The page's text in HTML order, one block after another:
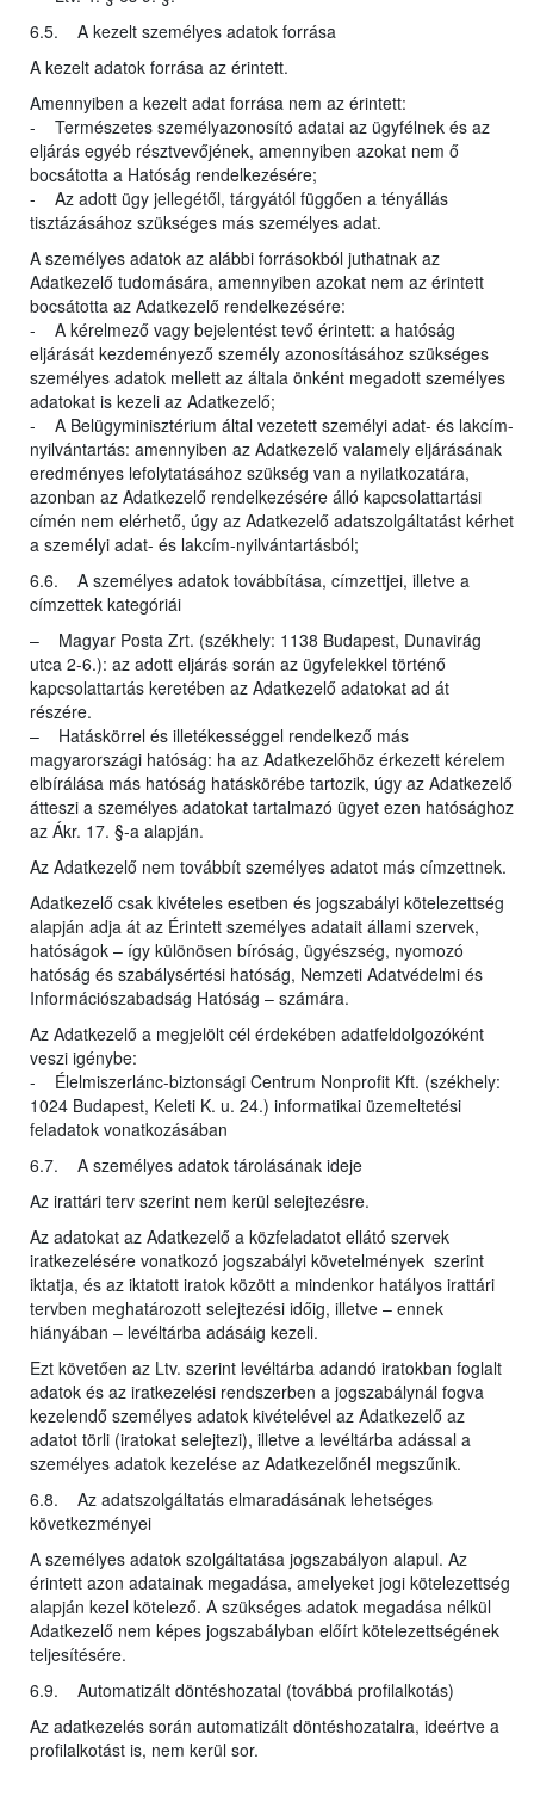
6.5. A kezelt személyes adatok forrása
A kezelt adatok forrása az érintett.
Amennyiben a kezelt adat forrása nem az érintett:
- Természetes személyazonosító adatai az ügyfélnek és az
eljárás egyéb résztvevőjének, amennyiben azokat nem ő
bocsátotta a Hatóság rendelkezésére;
- Az adott ügy jellegétől, tárgyától függően a tényállás
tisztázásához szükséges más személyes adat.
A személyes adatok az alábbi forrásokból juthatnak az
Adatkezelő tudomására, amennyiben azokat nem az érintett
bocsátotta az Adatkezelő rendelkezésére:
- A kérelmező vagy bejelentést tevő érintett: a hatóság
eljárását kezdeményező személy azonosításához szükséges
személyes adatok mellett az általa önként megadott személyes
adatokat is kezeli az Adatkezelő;
- A Belügyminisztérium által vezetett személyi adat- és lakcím-
nyilvántartás: amennyiben az Adatkezelő valamely eljárásának
eredményes lefolytatásához szükség van a nyilatkozatára,
azonban az Adatkezelő rendelkezésére álló kapcsolattartási
címén nem elérhető, úgy az Adatkezelő adatszolgáltatást kérhet
a személyi adat- és lakcím-nyilvántartásból;
6.6. A személyes adatok továbbítása, címzettjei, illetve a
címzettek kategóriái
– Magyar Posta Zrt. (székhely: 1138 Budapest, Dunavirág
utca 2-6.): az adott eljárás során az ügyfelekkel történő
kapcsolattartás keretében az Adatkezelő adatokat ad át
részére.
– Hatáskörrel és illetékességgel rendelkező más
magyarországi hatóság: ha az Adatkezelőhöz érkezett kérelem
elbírálása más hatóság hatáskörébe tartozik, úgy az Adatkezelő
átteszi a személyes adatokat tartalmazó ügyet ezen hatósághoz
az Ákr. 17. §-a alapján.
Az Adatkezelő nem továbbít személyes adatot más címzettnek.
Adatkezelő csak kivételes esetben és jogszabályi kötelezettség
alapján adja át az Érintett személyes adatait állami szervek,
hatóságok – így különösen bíróság, ügyészség, nyomozó
hatóság és szabálysértési hatóság, Nemzeti Adatvédelmi és
Információszabadság Hatóság – számára.
Az Adatkezelő a megjelölt cél érdekében adatfeldolgozóként
veszi igénybe:
- Élelmiszerlánc-biztonsági Centrum Nonprofit Kft. (székhely:
1024 Budapest, Keleti K. u. 24.) informatikai üzemeltetési
feladatok vonatkozásában
6.7. A személyes adatok tárolásának ideje
Az irattári terv szerint nem kerül selejtezésre.
Az adatokat az Adatkezelő a közfeladatot ellátó szervek
iratkezelésére vonatkozó jogszabályi követelmények szerint
iktatja, és az iktatott iratok között a mindenkor hatályos irattári
tervben meghatározott selejtezési időig, illetve – ennek
hiányában – levéltárba adásáig kezeli.
Ezt követően az Ltv. szerint levéltárba adandó iratokban foglalt
adatok és az iratkezelési rendszerben a jogszabálynál fogva
kezelendő személyes adatok kivételével az Adatkezelő az
adatot törli (iratokat selejtezi), illetve a levéltárba adással a
személyes adatok kezelése az Adatkezelőnél megszűnik.
6.8. Az adatszolgáltatás elmaradásának lehetséges
következményei
A személyes adatok szolgáltatása jogszabályon alapul. Az
érintett azon adatainak megadása, amelyeket jogi kötelezettség
alapján kezel kötelező. A szükséges adatok megadása nélkül
Adatkezelő nem képes jogszabályban előírt kötelezettségének
teljesítésére.
6.9. Automatizált döntéshozatal (továbbá profilalkotás)
Az adatkezelés során automatizált döntéshozatalra, ideértve a
profilalkotást is, nem kerül sor.